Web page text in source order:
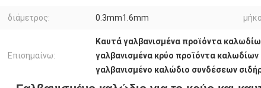
διάμετρος: 0.3mm1.6mm
Επισημαίνω:
Καυτά γαλβανισμένα προϊόντα
γαλβανισμένα κρύο προϊόντα καλωδίων
γαλβανισμένο καλώδιο συνδέσεων